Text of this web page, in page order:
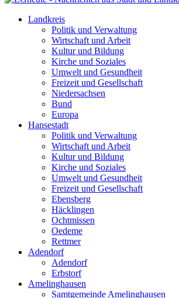
Landkreis
Politik und Verwaltung
Wirtschaft und Arbeit
Kultur und Bildung
Kirche und Soziales
Umwelt und Gesundheit
Freizeit und Gesellschaft
Niedersachsen
Bund
Europa
Hansestadt
Politik und Verwaltung
Wirtschaft und Arbeit
Kultur und Bildung
Kirche und Soziales
Umwelt und Gesundheit
Freizeit und Gesellschaft
Ebensberg
Häcklingen
Ochtmissen
Oedeme
Rettmer
Adendorf
Adendorf
Erbstorf
Amelinghausen
Samtgemeinde Amelinghausen